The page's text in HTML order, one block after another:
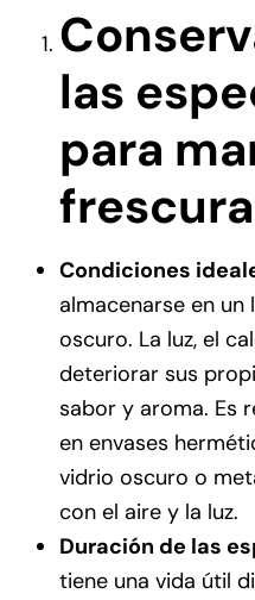
las
para
frescura
Condiciones
almacenarse en
oscuro. La luz, el
deteriorar sus
sabor y aroma. Es
en envases
vidrio oscuro o
con el aire y la luz.
Duración de las
tiene una vida útil